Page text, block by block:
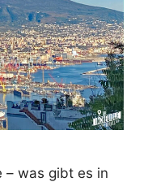
– was gibt es in